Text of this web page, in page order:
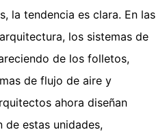
la tendencia es clara. En las
los sistemas de
de los folletos,
de flujo de aire y
ahora diseñan
de estas unidades,